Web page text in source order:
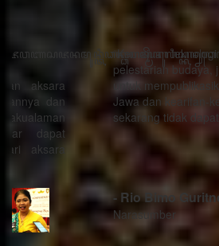
“Kemajuan teknologi bukanlah
pelestarian budaya, justru menjadi
untuk mempublikasikan kekayaan
Jawa dan kearifan-kearifan lokal
sekarang tidak dapat lepas dari
- Rio Bimo Guritno
Narasumber